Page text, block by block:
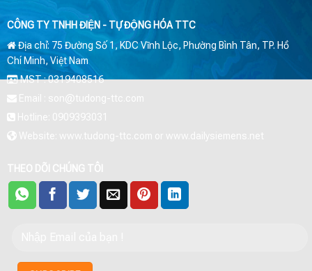
CÔNG TY TNHH ĐIỆN - TỰ ĐỘNG HÓA TTC
Địa chỉ: 75 Đường Số 1, KDC Vĩnh Lộc, Phường Bình Tân, TP. Hồ
Chí Minh, Việt Nam
MST : 0319408516
Email : son@tudong-ttc.com
Hotline: 0909393031
Website: www.tudong-ttc.com or www.dailysiemens.net
THEO DÕI CHÚNG TÔI